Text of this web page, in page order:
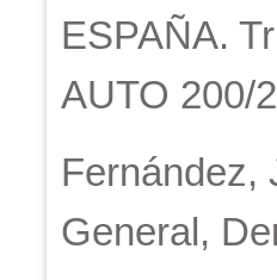
ESPAÑA.
AUTO 200/
Fernández,
General,